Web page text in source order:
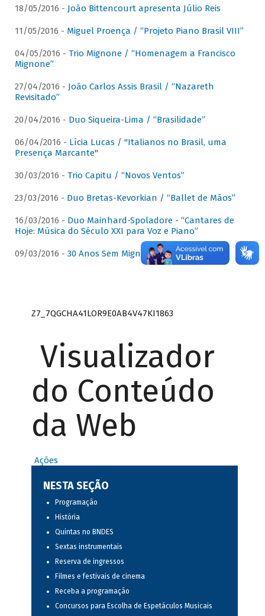
18/05/2016 - João Bittencourt apresenta Júlio Reis
11/05/2016 - Miguel Proença / “Projeto Piano Brasil VIII”
04/05/2016 - Trio Mignone / “Homenagem a Francisco
Mignone”
27/04/2016 - João Carlos Assis Brasil / “Nazareth
Revisitado”
20/04/2016 - Duo Siqueira-Lima / “Brasilidade”
06/04/2016 - Lícia Lucas / "Italianos no Brasil, uma
Presença Marcante"
30/03/2016 - Trio Capitu / “Novos Ventos”
23/03/2016 - Duo Bretas-Kevorkian / “Ballet de Mãos”
16/03/2016 - Duo Mainhard-Spoladore - “Cantares de
Hoje: Música do Século XXI para Voz e Piano”
09/03/2016 - 30 Anos Sem Mignone
Z7_7QGCHA41LOR9E0AB4V47KI1863
Visualizador
do Conteúdo
da Web
Ações
NESTA SEÇÃO
Programação
História
Quintas no BNDES
Sextas instrumentais
Reserva de ingressos
Filmes e festivais de cinema
Receba a programação
Concursos para Escolha de Espetáculos Musicais